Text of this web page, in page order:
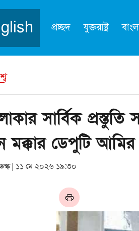
প্রচ্ছদ যুক্তরাষ্ট্র
সার্বিক প্রস্তুতি
মক্কার ডেপুটি আমির
| ১১ মে ২০২৬ ১৯:৩০